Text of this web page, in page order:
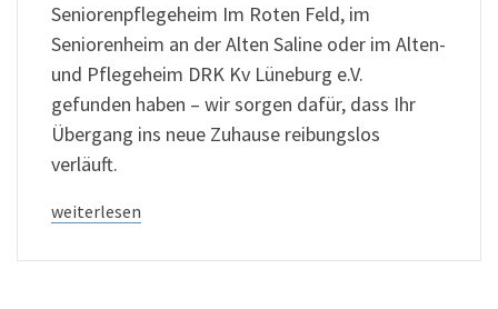
Seniorenpflegeheim Im Roten Feld, im
Seniorenheim an der Alten Saline oder im Alten-
und Pflegeheim DRK Kv Lüneburg e.V.
gefunden haben – wir sorgen dafür, dass Ihr
Übergang ins neue Zuhause reibungslos
verläuft.
weiterlesen